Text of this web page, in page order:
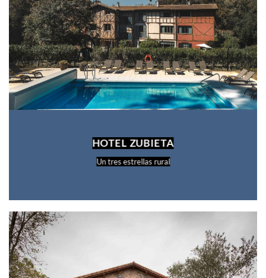
HOTEL ZUBIETA
Un tres estrellas rural